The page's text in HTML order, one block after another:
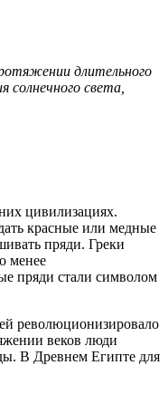
длительного
света,
цивилизациях.
красные или медные
пряди. Греки
менее
пряди стали символом
революционизировало
веков люди
В Древнем Египте для